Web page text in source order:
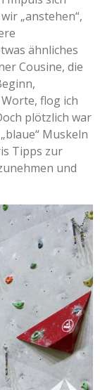
„anstehen“,
ähnliches
Cousine, die
flog ich
plötzlich war
Muskeln
Tipps zur
und